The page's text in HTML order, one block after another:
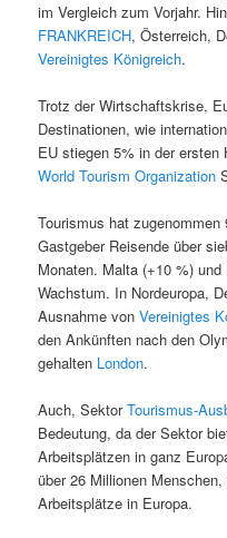
im Vergleich zum Vorjahr.
FRANKREICH, Österreich,
Vereinigtes Königreich.
Trotz der Wirtschaftskrise,
Destinationen, wie
EU stiegen 5% in der
World Tourism Organization
Tourismus hat
Gastgeber Reisende über
Monaten. Malta (+10 %)
Wachstum. In Nordeuropa,
Ausnahme von Vereinigtes
den Ankünften nach den
gehalten London.
Auch, SektorTourismus-
Bedeutung, da der Sektor
Arbeitsplätzen in ganz
über 26 Millionen
Arbeitsplätze in Europa.